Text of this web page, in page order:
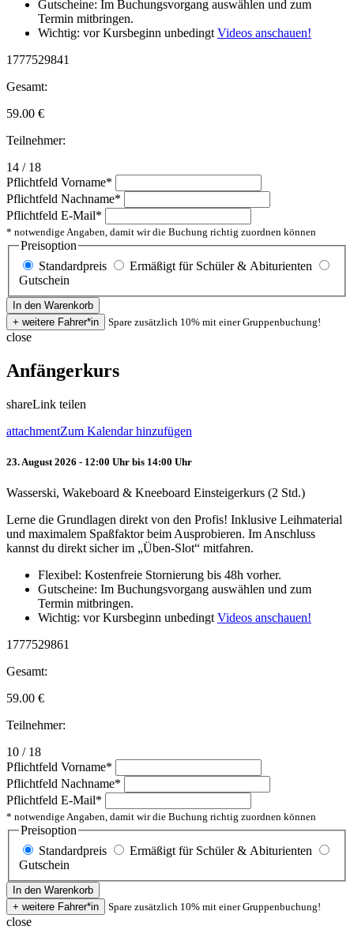
Gutscheine: Im Buchungsvorgang auswählen und zum
Termin mitbringen.
Wichtig: vor Kursbeginn unbedingtVideos anschauen!
1777529841
Gesamt:
59.00 €
Teilnehmer:
14 / 18
Pflichtfeld Vorname*
Pflichtfeld Nachname*
Pflichtfeld E-Mail*
* notwendige Angaben, damit wir die Buchung richtig zuordnen können
Preisoption
Standardpreis
Ermäßigt für Schüler & Abiturienten
Gutschein
Spare zusätzlich 10% mit einer Gruppenbuchung!
close
Anfängerkurs
shareLink teilen
attachmentZum Kalendar hinzufügen
23. August 2026 - 12:00 Uhr bis 14:00 Uhr
Wasserski, Wakeboard & Kneeboard Einsteigerkurs (2 Std.)
Lerne die Grundlagen direkt von den Profis! Inklusive Leihmaterial
und maximalem Spaßfaktor beim Ausprobieren. Im Anschluss
kannst du direkt sicher im „Üben-Slot“ mitfahren.
Flexibel: Kostenfreie Stornierung bis 48h vorher.
Gutscheine: Im Buchungsvorgang auswählen und zum
Termin mitbringen.
Wichtig: vor Kursbeginn unbedingt Videos anschauen!
1777529861
Gesamt:
59.00 €
Teilnehmer:
10 / 18
Pflichtfeld Vorname*
Pflichtfeld Nachname*
Pflichtfeld E-Mail*
* notwendige Angaben, damit wir die Buchung richtig zuordnen können
Preisoption
Standardpreis
Ermäßigt für Schüler & Abiturienten
Gutschein
Spare zusätzlich 10% mit einer Gruppenbuchung!
close